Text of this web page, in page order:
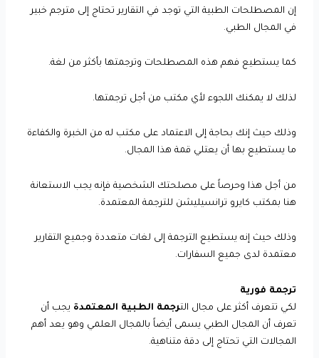
إن المصطلحات الطبية التي توجد في التقارير تحتاج إلى مترجم خبير
في المجال الطبي.
كما يستطيع فهم هذه المصطلحات وترجمتها بأكثر من لغة.
لذلك لا يمكنك اللجوء لأي مكتب من أجل ترجمتها.
وذلك حيث إنك بحاجة إلى الاعتماد على مكتب له من الخبرة والكفاءة
ما يستطيع بها أن يعتلي قمة هذا المجال.
من أجل هذا وحرصاً على مصلحتك الشخصية فإنه يجب الاستعانة
هنا بمكتب كايرو ترانسيليشن للترجمة المعتمدة.
وذلك حيث إنه يستطيع الترجمة إلى لغات متعددة وجميع التقارير
معتمدة لدى جميع السفارات.
ترجمة فورية
لكي تتعرف أكثر على مجال الترجمة الطبية المعتمدة يجب أن
تعرف أن المجال الطبي يسمى أيضاً بالمجال العلمي وهو يعد أهم
المجالات التي تحتاج إلى دقة متناهية.